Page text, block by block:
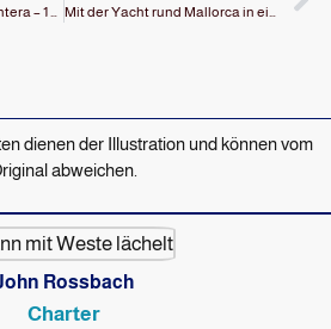
dienen der Illustration und können vom
abweichen.
Rossbach
Charter